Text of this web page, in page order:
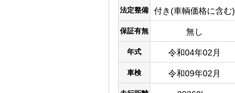
法定整備 付き(車輌価格に含む)
保証有無 無し
年式 令和04年02月
車検 令和09年02月